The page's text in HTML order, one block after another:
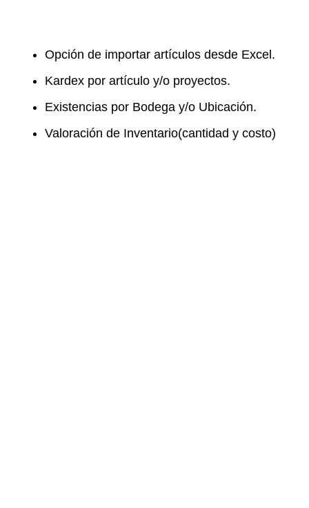
Opción de importar artículos desde Excel.
Kardex por artículo y/o proyectos.
Existencias por Bodega y/o Ubicación.
Valoración de Inventario(cantidad y costo)